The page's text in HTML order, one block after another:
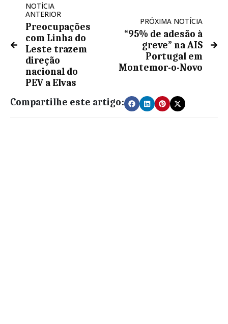
NOTÍCIA
ANTERIOR
Preocupações
com Linha do
Leste trazem
direção
nacional do
PEV a Elvas
PRÓXIMA NOTÍCIA
“95% de adesão à
greve” na AIS
Portugal em
Montemor-o-Novo
Compartilhe este artigo: